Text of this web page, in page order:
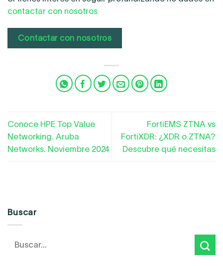
contactar con nosotros
Contactar con nosotros
Conoce HPE Top Value
Networking. Aruba
Networks. Noviembre 2024
FortiEMS ZTNA vs
FortiXDR: ¿XDR o ZTNA?
Descubre qué necesitas
Buscar